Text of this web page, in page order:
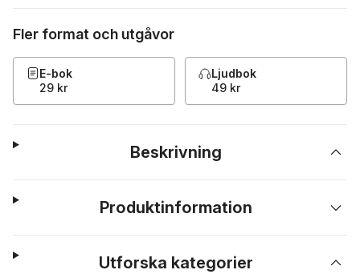
Fler format och utgåvor
E-bok
29 kr
Ljudbok
49 kr
Beskrivning
Produktinformation
Utforska kategorier